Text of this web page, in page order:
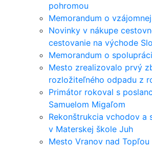
pohromou
Memorandum o
Novinky v nákupe
cestovanie na východe
Memorandum o
Mesto zrealizovalo prvý
rozložiteľného odpadu z
Primátor rokoval s
Samuelom Migaľom
Rekonštrukcia vchodov a
v Materskej škole Juh
Mesto Vranov nad Topľou